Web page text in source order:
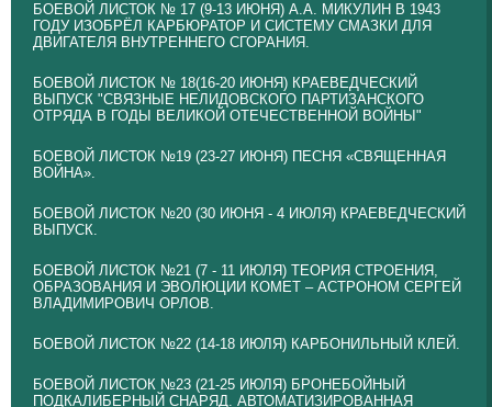
БОЕВОЙ ЛИСТОК № 17 (9-13 ИЮНЯ) А.А. МИКУЛИН В 1943
ГОДУ ИЗОБРЁЛ КАРБЮРАТОР И СИСТЕМУ СМАЗКИ ДЛЯ
ДВИГАТЕЛЯ ВНУТРЕННЕГО СГОРАНИЯ.
БОЕВОЙ ЛИСТОК № 18(16-20 ИЮНЯ) КРАЕВЕДЧЕСКИЙ
ВЫПУСК "СВЯЗНЫЕ НЕЛИДОВСКОГО ПАРТИЗАНСКОГО
ОТРЯДА В ГОДЫ ВЕЛИКОЙ ОТЕЧЕСТВЕННОЙ ВОЙНЫ"
БОЕВОЙ ЛИСТОК №19 (23-27 ИЮНЯ) ПЕСНЯ «СВЯЩЕННАЯ
ВОЙНА».
БОЕВОЙ ЛИСТОК №20 (30 ИЮНЯ - 4 ИЮЛЯ) КРАЕВЕДЧЕСКИЙ
ВЫПУСК.
БОЕВОЙ ЛИСТОК №21 (7 - 11 ИЮЛЯ) ТЕОРИЯ СТРОЕНИЯ,
ОБРАЗОВАНИЯ И ЭВОЛЮЦИИ КОМЕТ – АСТРОНОМ СЕРГЕЙ
ВЛАДИМИРОВИЧ ОРЛОВ.
БОЕВОЙ ЛИСТОК №22 (14-18 ИЮЛЯ) КАРБОНИЛЬНЫЙ КЛЕЙ.
БОЕВОЙ ЛИСТОК №23 (21-25 ИЮЛЯ) БРОНЕБОЙНЫЙ
ПОДКАЛИБЕРНЫЙ СНАРЯД. АВТОМАТИЗИРОВАННАЯ